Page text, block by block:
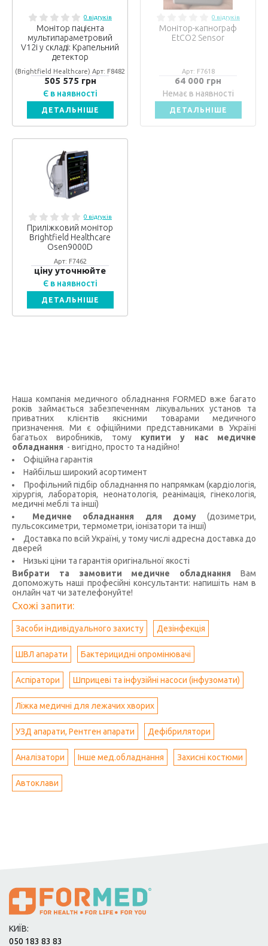
0 відгуків
Монітор пацієнта
мультипараметровий
V12i у складі: Крапельний
детектор
(Brightfield Healthcare) Арт: F8482
505 575 грн
Є в наявності
ДЕТАЛЬНІШЕ
0 відгуків
Монітор-капнограф
EtCO2 Sensor
Арт: F7618
64 000 грн
Немає в наявності
ДЕТАЛЬНІШЕ
0 відгуків
Приліжковий монітор
Brightfield Healthcare
Osen9000D
Арт: F7462
ціну уточнюйте
Є в наявності
ДЕТАЛЬНІШЕ
Наша компанія медичного обладнання FORMED вже багато
років займається забезпеченням лікувальних установ та
приватних клієнтів якісними товарами медичного
призначення. Ми є офіційними представниками в Україні
багатьох виробників, тому купити у нас медичне
обладнання - вигідно, просто та надійно!
Офіційна гарантія
Найбільш широкий асортимент
Профільний підбір обладнання по напрямкам (кардіологія,
хірургія, лабораторія, неонатологія, реанімація, гінекологія,
медичні меблі та інші)
Медичне обладнання для дому(дозиметри,
пульсоксиметри, термометри, іонізатори та інші)
Доставка по всій Україні, у тому числі адресна доставка до
дверей
Низькі ціни та гарантія оригінальної якості
Вибрати та замовити медичне обладнання Вам
допоможуть наші професійні консультанти: напишіть нам в
онлайн чат чи зателефонуйте!
Схожі запити:
Засоби індивідуального захисту Дезінфекція
ШВЛ апарати Бактерицидні опромінювачі
Аспіратори Шприцеві та інфузійні насоси (інфузомати)
Ліжка медичні для лежачих хворих
УЗД апарати, Рентген апарати Дефібрилятори
Аналізатори Інше мед.обладнання Захисні костюми
Автоклави
КИЇВ:
050 183 83 83